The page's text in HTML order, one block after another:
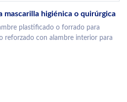
mascarilla higiénica o quirúrgica
plastificado o forrado para
reforzado con alambre interior para